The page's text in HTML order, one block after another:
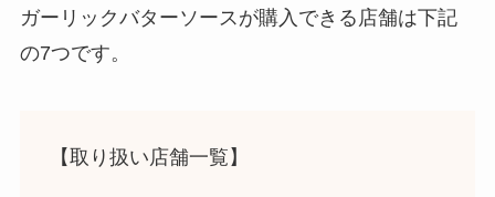
ガーリックバターソース が購入できる店舗は下記
の7つです。
【取り扱い店舗一覧】